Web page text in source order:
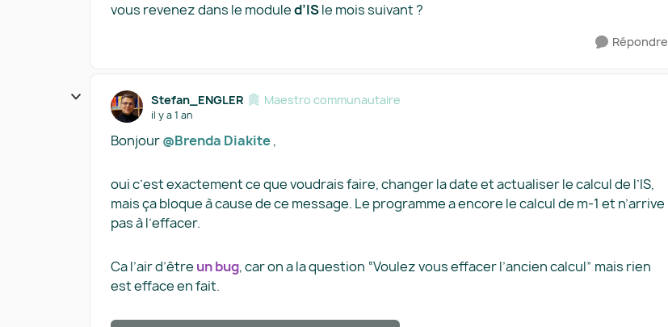
vous revenez dans le moduled’ISle mois suivant ?
Répondre
Stefan_ENGLER Maestro communautaire
il y a 1 an
Bonjour@Brenda Diakite,
oui c’est exactement ce que voudrais faire, changer la date et actualiser le calcul de l’IS,
mais ça bloque à cause de ce message. Le programme a encore le calcul de m-1 et n’arrive
pas à l’effacer.
Ca l’air d’être un bug, car on a la question “Voulez vous effacer l’ancien calcul” mais rien
est efface en fait.